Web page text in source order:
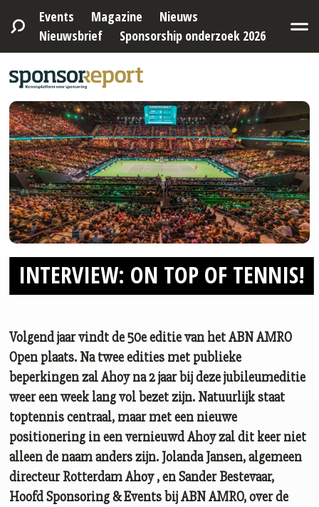
Events Magazine
Nieuws
Nieuwsbrief
Sponsorship onderzoek 2026
INTERVIEW: ON TOP OF TENNIS!
Volgend jaar vindt de 50e editie van het ABN AMRO
Open plaats. Na twee edities met publieke
beperkingen zal Ahoy na 2 jaar bij deze jubileumeditie
weer een week lang vol bezet zijn. Natuurlijk staat
toptennis centraal, maar met een nieuwe
positionering in een vernieuwd Ahoy zal dit keer niet
alleen de naam anders zijn. Jolanda Jansen, algemeen
directeur Rotterdam Ahoy , en Sander Bestevaar,
Hoofd Sponsoring & Events bij ABN AMRO, over de